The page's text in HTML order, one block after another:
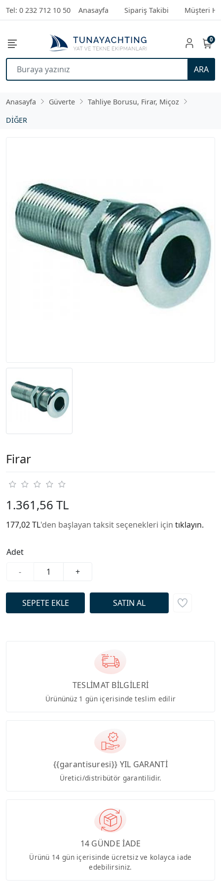
Tel: 0 232 712 10 50 Anasayfa Sipariş Takibi Müşteri
ARA
0
Anasayfa Güverte
Tahliye Borusu, Firar, Miçoz
DİĞER
Firar
1.361,56 TL
177,02 TL'den başlayan taksit seçenekleri için tıklayın.
Adet
-
+
TESLİMAT BİLGİLERİ
Ürününüz 1 gün içerisinde teslim edilir
{{garantisuresi}} YIL GARANTİ
Üretici/distribütör garantilidir.
14 GÜNDE İADE
Ürünü 14 gün içerisinde ücretsiz ve kolayca iade
edebilirsiniz.